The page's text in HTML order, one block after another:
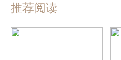
推荐阅读